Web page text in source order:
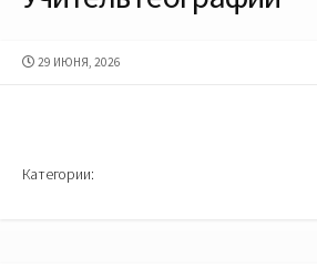
ДАТА
29 ИЮНЯ, 2026
Категории: